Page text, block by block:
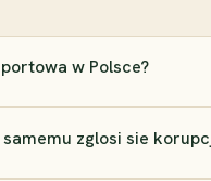
w Polsce?
zglosi sie